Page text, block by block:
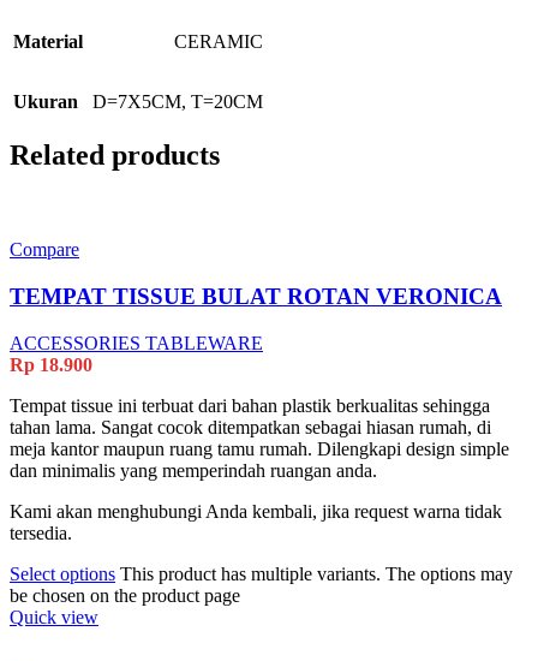
Material CERAMIC
Ukuran D=7X5CM, T=20CM
Related products
Compare
TEMPAT TISSUE BULAT ROTAN VERONICA
ACCESSORIES TABLEWARE
Rp 18.900
Tempat tissue ini terbuat dari bahan plastik berkualitas sehingga
tahan lama. Sangat cocok ditempatkan sebagai hiasan rumah, di
meja kantor maupun ruang tamu rumah. Dilengkapi design simple
dan minimalis yang memperindah ruangan anda.
Kami akan menghubungi Anda kembali, jika request warna tidak
tersedia.
Select options This product has multiple variants. The options may
be chosen on the product page
Quick view